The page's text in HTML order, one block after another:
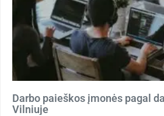
Darbo paieškos įmonės pagal
Vilniuje